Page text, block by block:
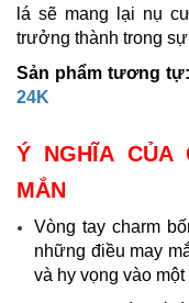
lá sẽ mang lại nụ
trưởng thành trong
Sản phẩm tương
24K
Ý NGHĨA CỦA
MẮN
Vòng tay charm
những điều may
và hy vọng vào